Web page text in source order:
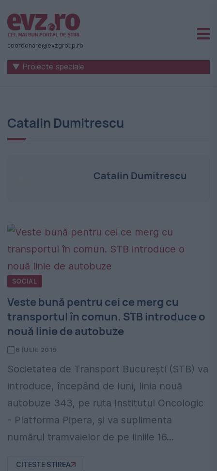
Știri
naționale
internaționale
-
Evenimentul
coordonare@evzgroup.ro
▼ Proiecte speciale
Catalin Dumitrescu
Catalin Dumitrescu
SOCIAL
Veste bună pentru cei ce merg cu
transportul în comun. STB introduce o
nouă linie de autobuze
6 IULIE 2019
Societatea de Transport Bucureşti (STB) va
introduce, începând de luni, linia nouă
autobuze 343, pe ruta Institutul Oncologic
- Platforma Pipera, şi va suplimenta
numărul tramvaielor de pe liniile 16...
CITESTE STIREA